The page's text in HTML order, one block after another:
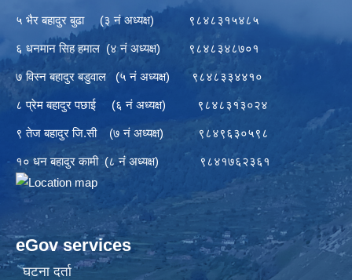
५ भैर बहादुर बुढा (३ नं अध्यक्ष) ९८४८३१५४८५
६ धनमान सिह हमाल (४ नं अध्यक्ष) ९८४८३४८७०१
७ विस्न बहादुर बडुवाल (५ नं अध्यक्ष) ९८४८३३४४१०
८ प्रेम बहादुर पछाई (६ नं अध्यक्ष) ९८४८३१३०२४
९ तेज बहादुर जि.सी (७ नं अध्यक्ष) ९८४९६३०५९८
१० धन बहादुर कामी (८ नं अध्यक्ष) ९८४१७६२३६१
eGov services
घटना दर्ता